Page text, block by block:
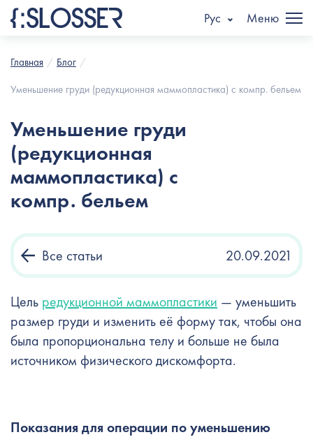
Рус Меню
Главная
Блог
Уменьшение груди (редукционная маммопластика) с компр. бельем
Уменьшение груди
(редукционная
маммопластика) с
компр. бельем
Все статьи 20.09.2021
Цель редукционной маммопластики — уменьшить
размер груди и изменить её форму так, чтобы она
была пропорциональна телу и больше не была
источником физического дискомфорта.
Показания для операции по уменьшению